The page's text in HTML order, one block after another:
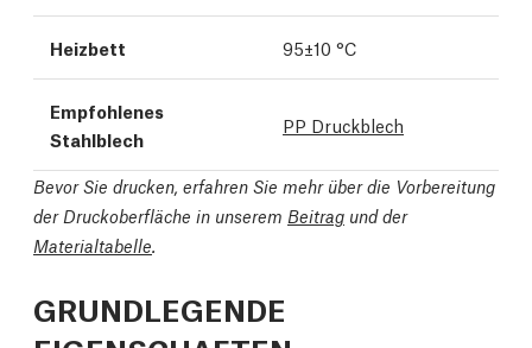
Heizbett 95±10 °C
Empfohlenes
Stahlblech
PP Druckblech
Bevor Sie drucken, erfahren Sie mehr über die Vorbereitung
der Druckoberfläche in unserem Beitrag und der
Materialtabelle.
GRUNDLEGENDE